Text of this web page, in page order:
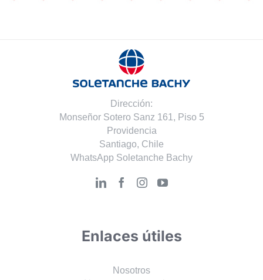
Dirección:
Monseñor Sotero Sanz 161, Piso 5
Providencia
Santiago, Chile
WhatsApp Soletanche Bachy
Enlaces útiles
Nosotros